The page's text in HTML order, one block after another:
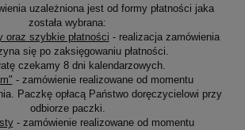
uzależniona jest od formy płatności jaka
została wybrana:
oraz szybkie płatności - realizacja zamówienia
się po zaksięgowaniu płatności.
czekamy 8 dni kalendarzowych.
- zamówienie realizowane od momentu
Paczkę opłacą Państwo doręczycielowi przy
odbiorze paczki.
- zamówienie realizowane od momentu